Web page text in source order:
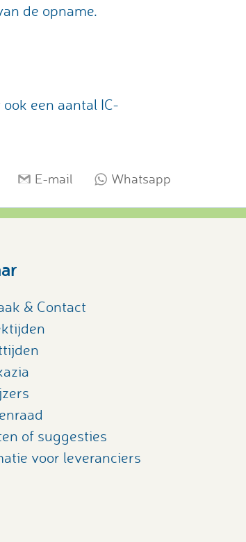
de opname.
een aantal IC-
E-mail Whatsapp
& Contact
of suggesties
voor leveranciers